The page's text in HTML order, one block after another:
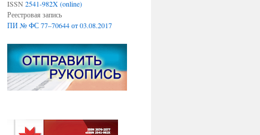
ISSN 2541-982X (online)
Реестровая запись
ПИ № ФС 77–70644 от 03.08.2017